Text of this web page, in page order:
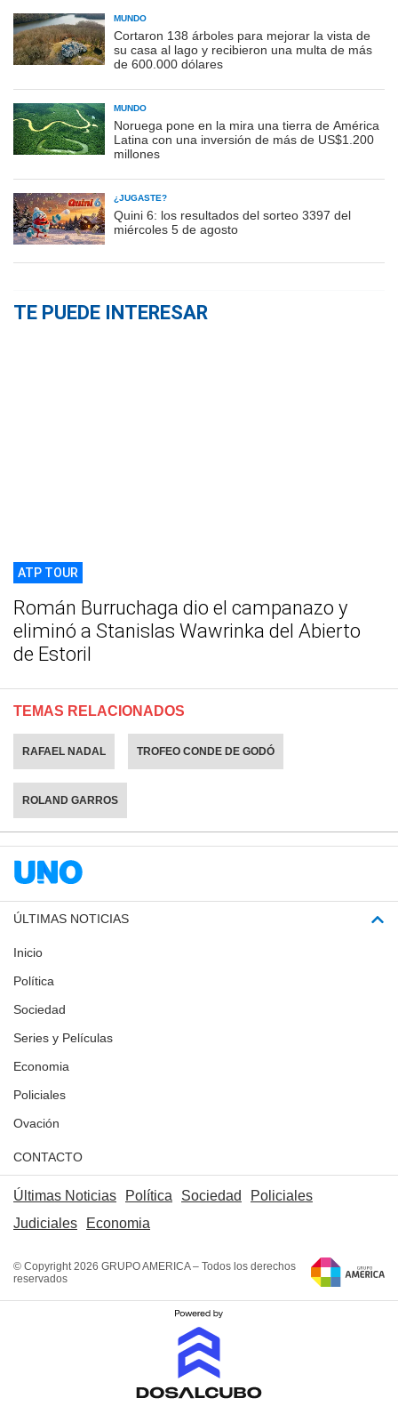
MUNDO
Cortaron 138 árboles para mejorar la vista de
su casa al lago y recibieron una multa de más
de 600.000 dólares
MUNDO
Noruega pone en la mira una tierra de América
Latina con una inversión de más de US$1.200
millones
¿JUGASTE?
Quini 6: los resultados del sorteo 3397 del
miércoles 5 de agosto
TE PUEDE INTERESAR
ATP TOUR
Román Burruchaga dio el campanazo y
eliminó a Stanislas Wawrinka del Abierto
de Estoril
TEMAS RELACIONADOS
RAFAEL NADAL TROFEO CONDE DE GODÓ
ROLAND GARROS
ÚLTIMAS NOTICIAS
Inicio
Política
Sociedad
Series y Películas
Economia
Policiales
Ovación
CONTACTO
Últimas Noticias Política Sociedad
Policiales
Judiciales
Economia
© Copyright 2026 GRUPO AMERICA – Todos los derechos
reservados